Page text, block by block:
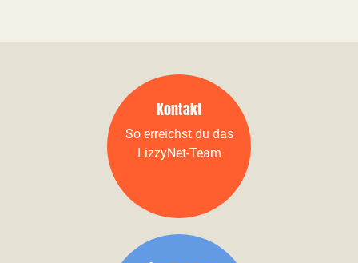
Kontakt
So erreichst du das
LizzyNet-Team